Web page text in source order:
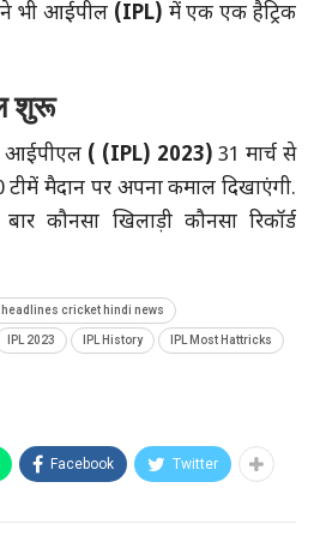
ने भी आईपील (IPL) में एक एक हैट्रिक
शुरू
आईपीएल ( (IPL) 2023) 31 मार्च से
मैदान पर अपना कमाल दिखाएंगी.
कौनसा खिलाड़ी कौनसा रिकॉर्ड
headlines cricket hindi news
IPL 2023 IPL History IPL Most Hattricks
Facebook Twitter